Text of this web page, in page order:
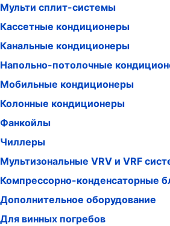
Мульти сплит-системы
Кассетные кондиционеры
Канальные кондиционеры
Напольно-потолочные
Мобильные кондиционеры
Колонные кондиционеры
Фанкойлы
Чиллеры
Мультизональные VRV и VRF
Компрессорно-конденсаторные
Дополнительное оборудование
Для винных погребов